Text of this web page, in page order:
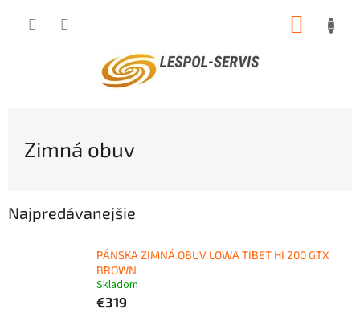
Zimná obuv
Najpredávanejšie
PÁNSKA ZIMNÁ OBUV LOWA TIBET HI 200 GTX
BROWN
Skladom
€319